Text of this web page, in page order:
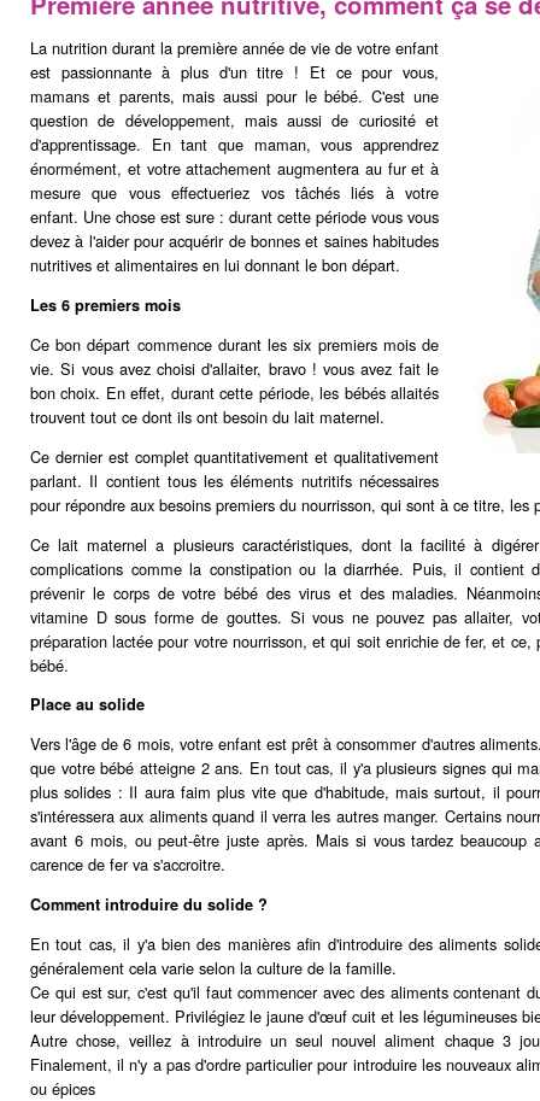
La nutrition durant la première année de vie de votre enfant
est passionnante à plus d'un titre ! Et ce pour vous,
mamans et parents, mais aussi pour le bébé. C'est une
question de développement, mais aussi de curiosité et
d'apprentissage. En tant que maman, vous apprendrez
énormément, et votre attachement augmentera au fur et à
mesure que vous effectueriez vos tâchés liés à votre
enfant. Une chose est sure : durant cette période vous vous
devez à l'aider pour acquérir de bonnes et saines habitudes
nutritives et alimentaires en lui donnant le bon départ.
Les 6 premiers mois
Ce bon départ commence durant les six premiers mois de
vie. Si vous avez choisi d'allaiter, bravo ! vous avez fait le
bon choix. En effet, durant cette période, les bébés allaités
trouvent tout ce dont ils ont besoin du lait maternel.
Ce dernier est complet quantitativement et qualitativement
parlant. Il contient tous les éléments nutritifs nécessaires
pour répondre aux besoins premiers du nourrisson, qui sont à ce titre, les
Ce lait maternel a plusieurs caractéristiques, dont la facilité à
complications comme la constipation ou la diarrhée. Puis, il contient
prévenir le corps de votre bébé des virus et des maladies.
vitamine D sous forme de gouttes. Si vous ne pouvez pas allaiter,
préparation lactée pour votre nourrisson, et qui soit enrichie de fer, et
bébé.
Place au solide
Vers l'âge de 6 mois, votre enfant est prêt à consommer d'autres
que votre bébé atteigne 2 ans. En tout cas, il y'a plusieurs signes qui
plus solides : Il aura faim plus vite que d'habitude, mais surtout, il
s'intéressera aux aliments quand il verra les autres manger. Certains
avant 6 mois, ou peut-être juste après. Mais si vous tardez beaucoup
carence de fer va s'accroitre.
Comment introduire du solide ?
En tout cas, il y'a bien des manières afin d'introduire des aliments
généralement cela varie selon la culture de la famille.
Ce qui est sur, c'est qu'il faut commencer avec des aliments contenant
leur développement. Privilégiez le jaune d'œuf cuit et les légumineuses
Autre chose, veillez à introduire un seul nouvel aliment chaque 3
Finalement, il n'y a pas d'ordre particulier pour introduire les nouveaux
ou épices